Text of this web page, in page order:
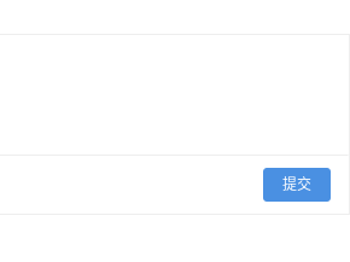
国际化创新社区、生态化发展枢纽为
提交